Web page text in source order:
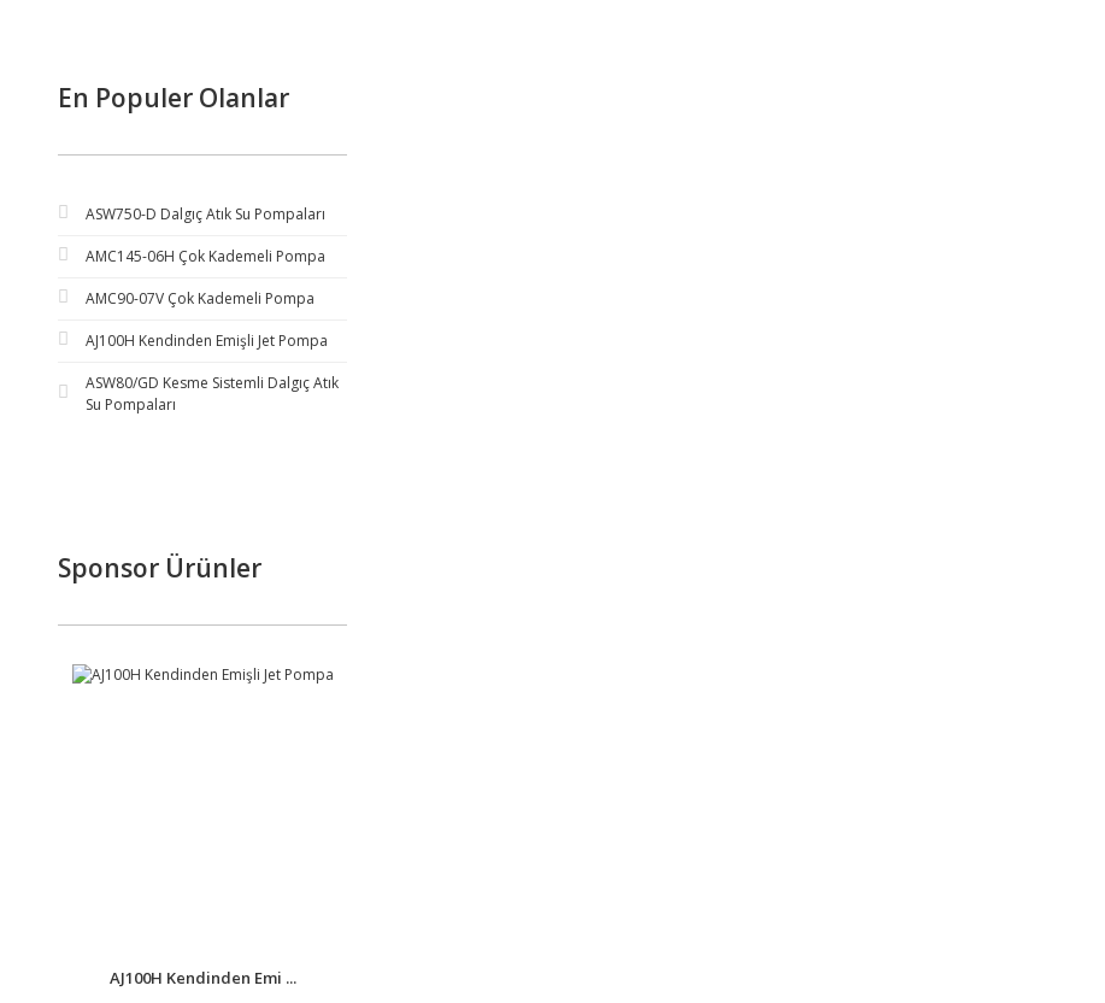
En Populer Olanlar
ASW750-D Dalgıç Atık Su Pompaları
AMC145-06H Çok Kademeli Pompa
AMC90-07V Çok Kademeli Pompa
AJ100H Kendinden Emişli Jet Pompa
ASW80/GD Kesme Sistemli Dalgıç Atık
Su Pompaları
Sponsor Ürünler
AJ100H Kendinden Emi ...